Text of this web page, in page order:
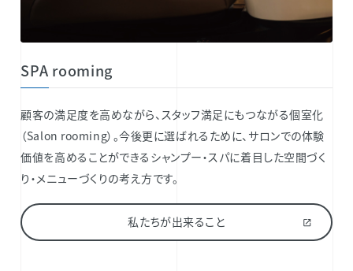
SPA rooming
顧客の満足度を高めながら、スタッフ満足にもつながる個室化
（Salon rooming）。今後更に選ばれるために、サロンでの体験
価値を高めることができるシャンプー・スパに着目した空間づく
り・メニューづくりの考え方です。
私たちが出来ること